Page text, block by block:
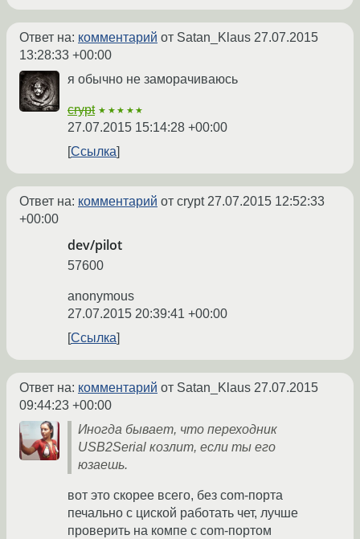
Ответ на: комментарий от Satan_Klaus 27.07.2015
13:28:33 +00:00
я обычно не заморачиваюсь
crypt ★★★★★
27.07.2015 15:14:28 +00:00
Ссылка
Ответ на: комментарий от crypt27.07.2015 12:52:33
+00:00
dev/pilot
57600
anonymous
27.07.2015 20:39:41 +00:00
Ссылка
Ответ на: комментарий от Satan_Klaus 27.07.2015
09:44:23 +00:00
Иногда бывает, что переходник
USB2Serial козлит, если ты его
юзаешь.
вот это скорее всего, без com-порта
печально с циской работать чет, лучше
проверить на компе с com-портом